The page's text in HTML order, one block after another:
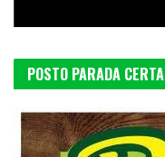
POSTO PARADA CERTA